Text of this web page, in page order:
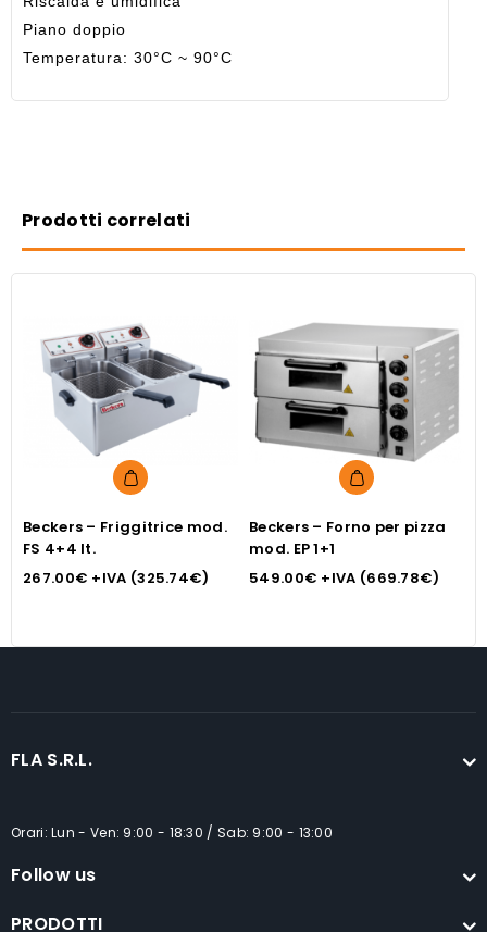
Piano doppio
Temperatura: 30°C ~ 90°C
Prodotti correlati
Beckers – Friggitrice mod.
FS 4+4 lt.
267.00€ +IVA (325.74€)
Beckers – Forno per pizza
mod. EP 1+1
549.00€ +IVA (669.78€)
FLA S.R.L.
Orari: Lun - Ven: 9:00 - 18:30 / Sab: 9:00 - 13:00
Follow us
PRODOTTI